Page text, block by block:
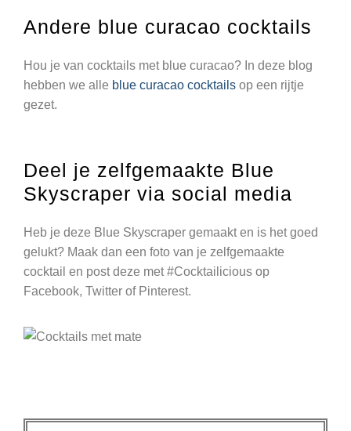
Andere blue curacao cocktails
Hou je van cocktails met blue curacao? In deze blog
hebben we alle blue curacao cocktails op een rijtje
gezet.
Deel je zelfgemaakte Blue
Skyscraper via social media
Heb je deze Blue Skyscraper gemaakt en is het goed
gelukt? Maak dan een foto van je zelfgemaakte
cocktail en post deze met #Cocktailicious op
Facebook, Twitter of Pinterest.